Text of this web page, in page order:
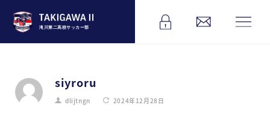
滝川第二高校サッカー部
siyroru
dlijtngn 2024年12月28日